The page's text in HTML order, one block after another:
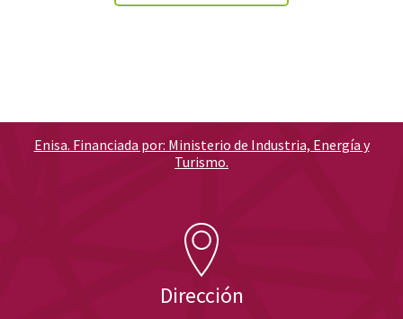
Dirección
Enisa. Financiada por: Ministerio de Industria, Energía y
Turismo.